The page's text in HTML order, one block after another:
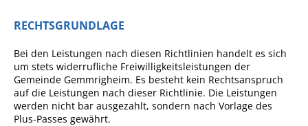
Gemeinderat
Standesamtliche
Trauungen
Karriere
RECHTSGRUNDLAGE
Bei den Leistungen nach diesen Richtlinien handelt es sich
um stets widerrufliche Freiwilligkeitsleistungen der
Gemeinde Gemmrigheim. Es besteht kein Rechtsanspruch
auf die Leistungen nach dieser Richtlinie. Die Leistungen
werden nicht bar ausgezahlt, sondern nach Vorlage des
Plus-Passes gewährt.